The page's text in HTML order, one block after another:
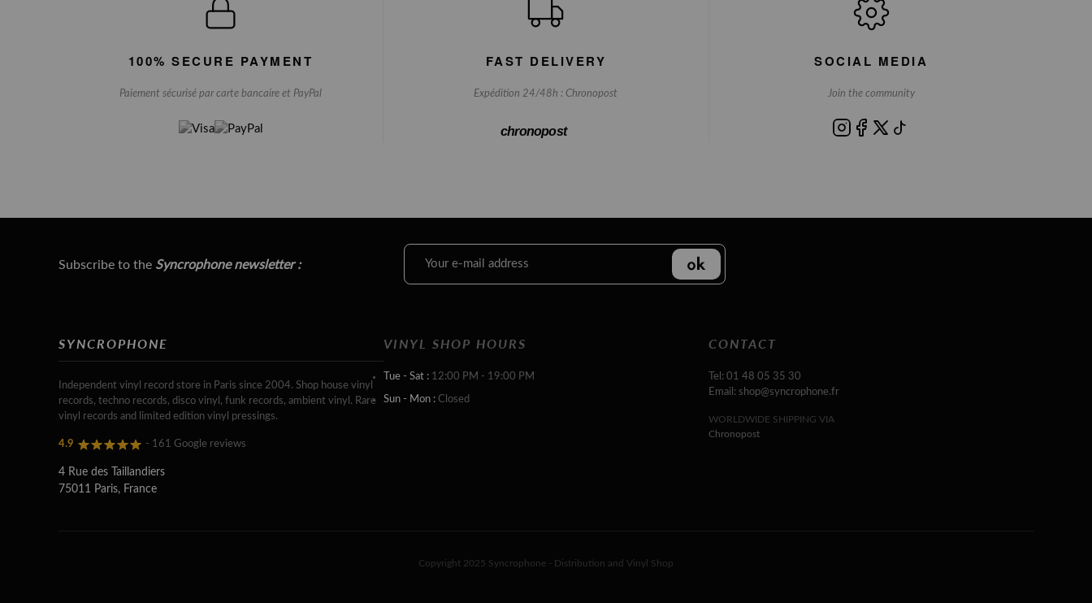
100% SECURE PAYMENT
Paiement sécurisé par carte bancaire et PayPal
FAST DELIVERY
Expédition 24/48h : Chronopost
chronopost
SOCIAL MEDIA
Join the community
Subscribe to the Syncrophone newsletter :
SYNCROPHONE
Independent vinyl record store in Paris since 2004. Shop house vinyl
records, techno records, disco vinyl, funk records, ambient vinyl. Rare
vinyl records and limited edition vinyl pressings.
4.9 - 161 Google reviews
4 Rue des Taillandiers
75011 Paris, France
VINYL SHOP HOURS
Tue - Sat : 12:00 PM - 19:00 PM
Sun - Mon : Closed
CONTACT
Tel: 01 48 05 35 30
Email: shop@syncrophone.fr
WORLDWIDE SHIPPING VIA
Chronopost
Copyright 2025 Syncrophone - Distribution and Vinyl Shop